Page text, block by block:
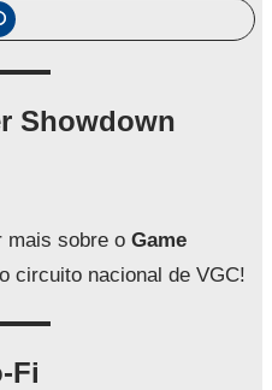
Showdown
mais sobre o Game
circuito nacional de VGC!
Fi